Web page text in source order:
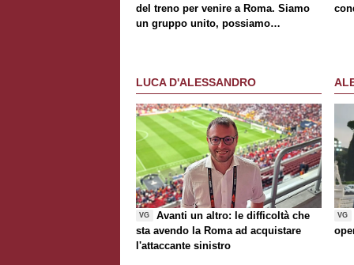
del treno per venire a Roma. Siamo
un gruppo unito, possiamo
LUCA D'ALESSANDRO
VG
Avanti un altro: le difficoltà che
sta avendo la Roma ad acquistare
l'attaccante sinistro
VG